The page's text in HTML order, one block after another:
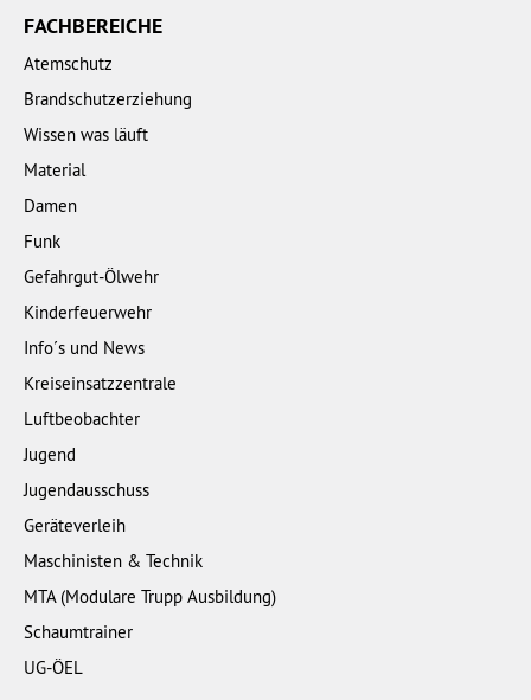
FACHBEREICHE
Atemschutz
Brandschutzerziehung
Wissen was läuft
Material
Damen
Funk
Gefahrgut-Ölwehr
Kinderfeuerwehr
Info´s und News
Kreiseinsatzzentrale
Luftbeobachter
Jugend
Jugendausschuss
Geräteverleih
Maschinisten & Technik
MTA (Modulare Trupp Ausbildung)
Schaumtrainer
UG-ÖEL